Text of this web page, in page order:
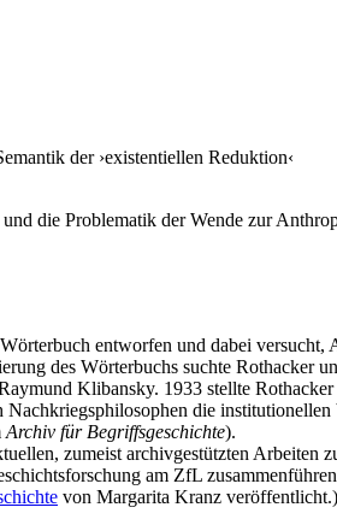
der ›existentiellen Reduktion‹
die Problematik der Wende zur
entworfen und dabei
des Wörterbuchs suchte Rothacker
Klibansky. 1933 stellte
die
Archiv für Begriffsgeschichte).
zumeist archivgestützten
am ZfL
von Margarita Kranz veröffentlicht.)